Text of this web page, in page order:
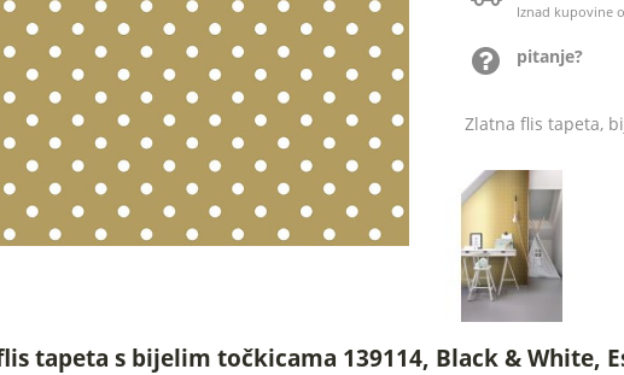
Iznad kupovine
pitanje?
Zlatna flis tapeta,
tapeta s bijelim točkicama 139114, Black & White,